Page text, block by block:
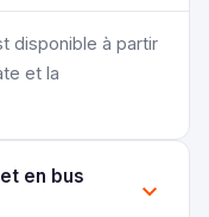
disponible à partir
et la
en bus